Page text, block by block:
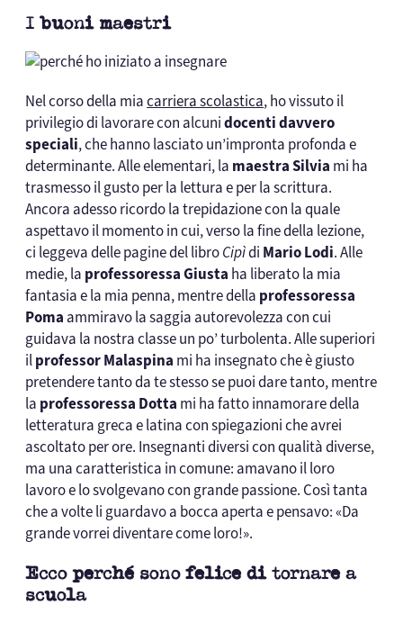
I buoni maestri
Nel corso della miacarriera scolastica, ho vissuto il
privilegio di lavorare con alcunidocenti davvero
speciali, che hanno lasciato un’impronta profonda e
determinante. Alle elementari, la maestra Silvia mi ha
trasmesso il gusto per la lettura e per la scrittura.
Ancora adesso ricordo la trepidazione con la quale
aspettavo il momento in cui, verso la fine della lezione,
ci leggeva delle pagine del libroCipìdi Mario Lodi. Alle
medie, la professoressa Giusta ha liberato la mia
fantasia e la mia penna, mentre della professoressa
Poma ammiravo la saggia autorevolezza con cui
guidava la nostra classe un po’ turbolenta. Alle superiori
ilprofessor Malaspina mi ha insegnato che è giusto
pretendere tanto da te stesso se puoi dare tanto, mentre
la professoressa Dotta mi ha fatto innamorare della
letteratura greca e latina con spiegazioni che avrei
ascoltato per ore. Insegnanti diversi con qualità diverse,
ma una caratteristica in comune: amavano il loro
lavoro e lo svolgevano con grande passione. Così tanta
che a volte li guardavo a bocca aperta e pensavo: «Da
grande vorrei diventare come loro!».
Ecco perché sono felice di tornare a
scuola